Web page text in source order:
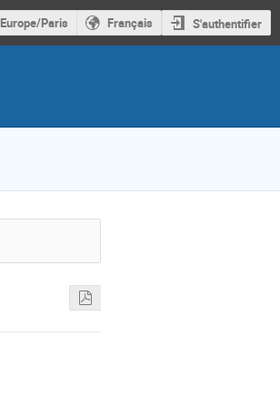
Europe/Paris Français S'authentifier